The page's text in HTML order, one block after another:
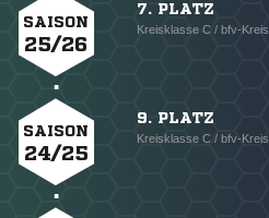
SAISON
25/26
7. PLATZ
Kreisklasse C / bfv-
SAISON
24/25
9. PLATZ
Kreisklasse C / bfv-